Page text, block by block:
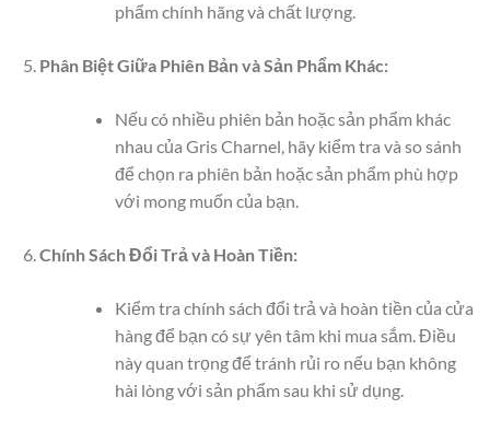
phẩm chính hãng và chất lượng.
Phân Biệt Giữa Phiên Bản và Sản Phẩm Khác:
Nếu có nhiều phiên bản hoặc sản phẩm khác
nhau của Gris Charnel, hãy kiểm tra và so sánh
để chọn ra phiên bản hoặc sản phẩm phù hợp
với mong muốn của bạn.
Chính Sách Đổi Trả và Hoàn Tiền:
Kiểm tra chính sách đổi trả và hoàn tiền của cửa
hàng để bạn có sự yên tâm khi mua sắm. Điều
này quan trọng để tránh rủi ro nếu bạn không
hài lòng với sản phẩm sau khi sử dụng.